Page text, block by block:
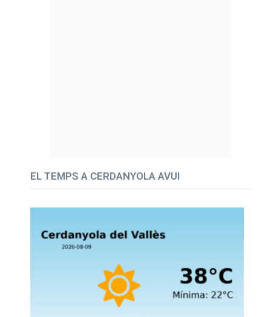
EL TEMPS A CERDANYOLA AVUI